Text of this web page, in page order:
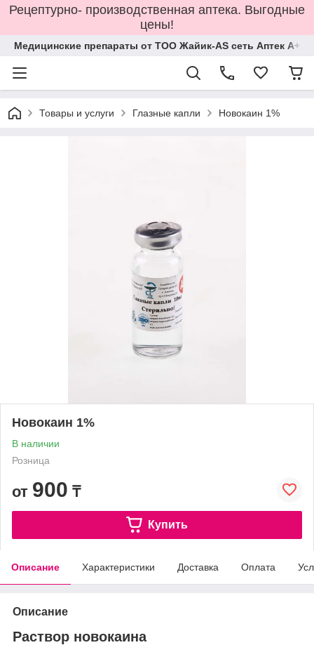
Рецептурно- производственная аптека. Выгодные
цены!
Медицинские препараты от ТОО Жайик-AS сеть Аптек А+
Товары и услуги Глазные капли Новокаин 1%
Новокаин 1%
В наличии
Розница
от 900 ₸
Купить
Описание Характеристики Доставка Оплата
Описание
Раствор новокаина